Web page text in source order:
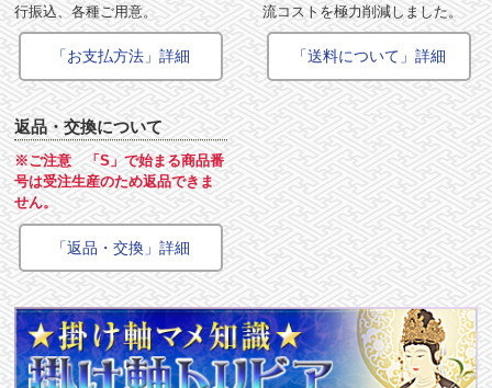
行振込、各種ご用意。
「お支払方法」詳細
流コストを極力削減しました。
「送料について」詳細
返品・交換について
※ご注意 「S」で始まる商品番
号は受注生産のため返品できま
せん。
「返品・交換」詳細